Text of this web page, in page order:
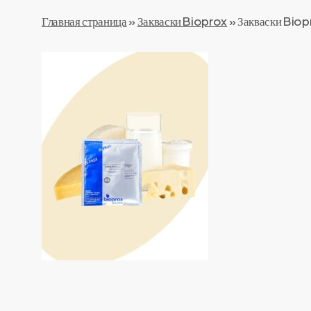
Главная страница» Закваски Bioprox»Закваски